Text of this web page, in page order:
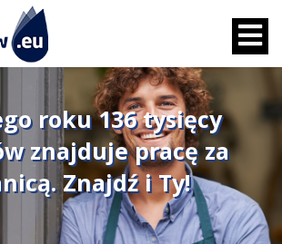
roku 136 tysięcy
znajduje pracę za
Znajdź i Ty!